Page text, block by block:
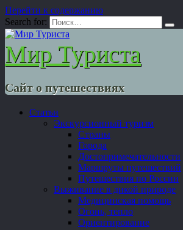
Перейти к содержанию
Search for:
Мир Туриста
Сайт о путешествиях
Статьи
Экскурсионный туризм
Страны
Города
Достопримечательности
Маршруты путешествий
Путешествия по России
Выживание в дикой природе
Медицинская помощь
Огонь, тепло
Ориентирование